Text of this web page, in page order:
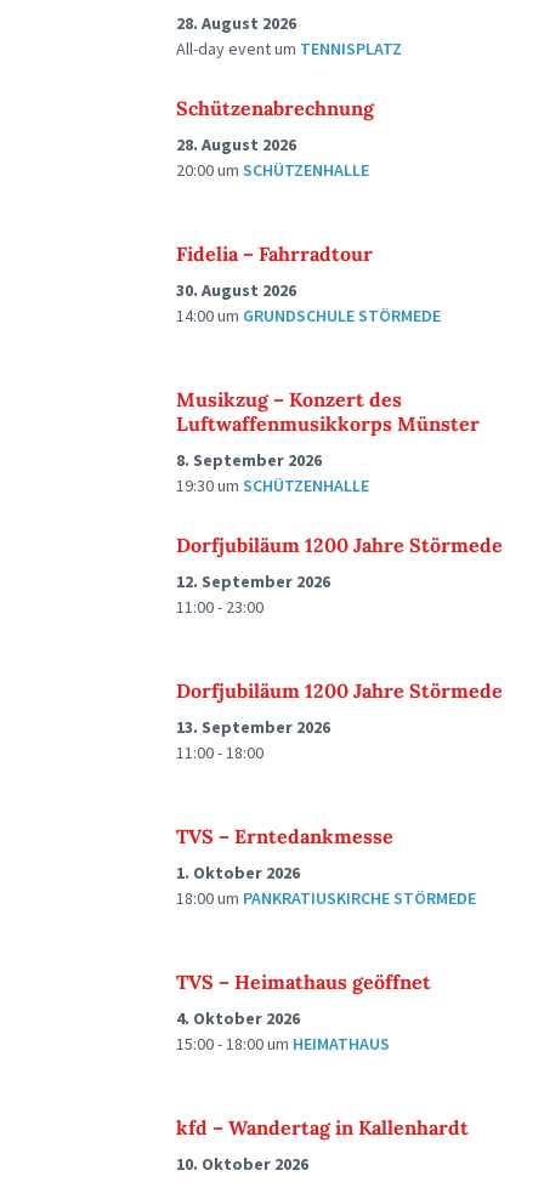
28. August 2026
All-day eventum TENNISPLATZ
Schützenabrechnung
28. August 2026
20:00um SCHÜTZENHALLE
Fidelia – Fahrradtour
30. August 2026
14:00um GRUNDSCHULE STÖRMEDE
Musikzug – Konzert des
Luftwaffenmusikkorps Münster
8. September 2026
19:30um SCHÜTZENHALLE
Dorfjubiläum 1200 Jahre Störmede
12. September 2026
11:00 - 23:00
Dorfjubiläum 1200 Jahre Störmede
13. September 2026
11:00 - 18:00
TVS – Erntedankmesse
1. Oktober 2026
18:00um PANKRATIUSKIRCHE STÖRMEDE
TVS – Heimathaus geöffnet
4. Oktober 2026
15:00 - 18:00um HEIMATHAUS
kfd – Wandertag in Kallenhardt
10. Oktober 2026